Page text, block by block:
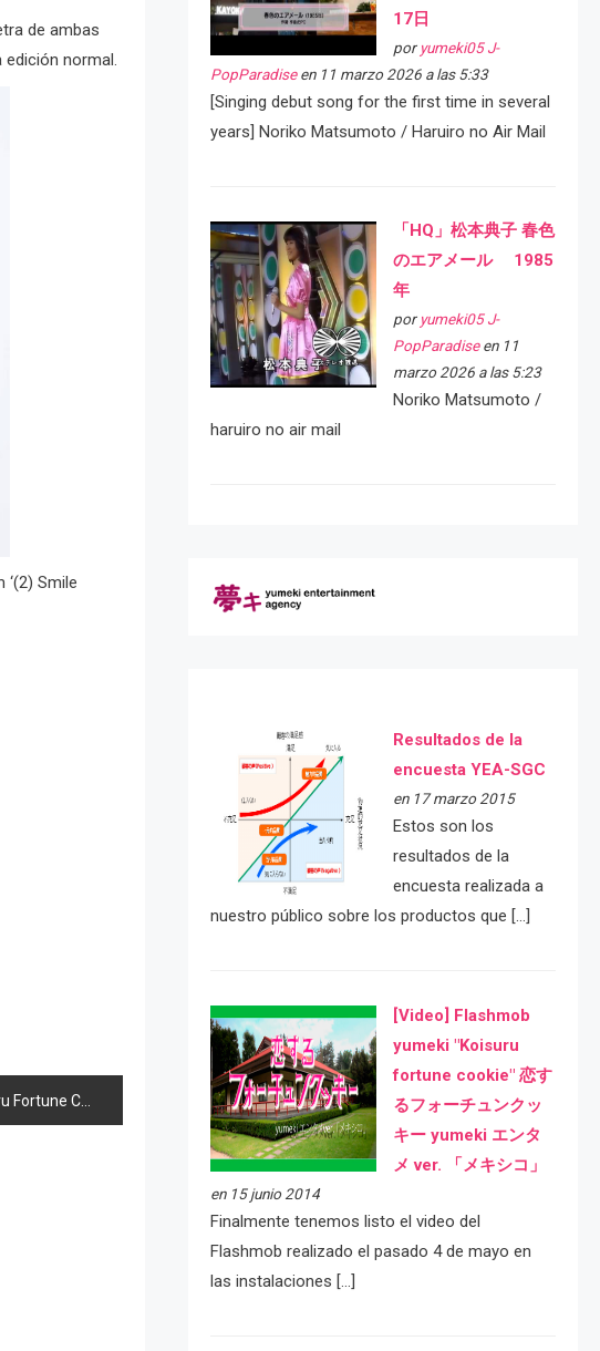
de ambas
normal.
Smile
Cookie»
17日
por yumeki05 J-
PopParadiseen 11 marzo 2026 a las 5:33
[Singing debut song for the first time in several
years] Noriko Matsumoto / Haruiro no Air Mail
「HQ」松本典子 春色
のエアメール 1985
年
por yumeki05 J-
PopParadiseen 11
marzo 2026 a las 5:23
Noriko Matsumoto /
haruiro no air mail
Resultados de la
encuesta YEA-SGC
en 17 marzo 2015
Estos son los
resultados de la
encuesta realizada a
nuestro público sobre los productos que […]
[Video] Flashmob
yumeki "Koisuru
fortune cookie" 恋す
るフォーチュンクッ
キー yumeki エンタ
メ ver. 「メキシコ」
en 15 junio 2014
Finalmente tenemos listo el video del
Flashmob realizado el pasado 4 de mayo en
las instalaciones […]